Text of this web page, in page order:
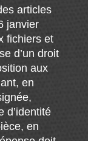
articles
janvier
fichiers et
d’un droit
aux
en
d’identité
en